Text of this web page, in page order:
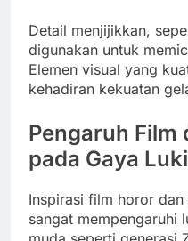
Detail menjijikkan,
digunakan untuk
Elemen visual yang
kehadiran kekuatan
Pengaruh Film
pada Gaya
Inspirasi film horor dan
sangat mempengaruhi